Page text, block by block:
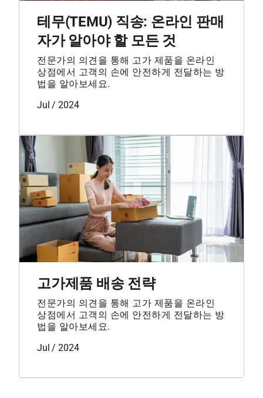
테무(TEMU) 직송: 온라인 판매
자가 알아야 할 모든 것
전문가의 의견을 통해 고가 제품을 온라인
상점에서 고객의 손에 안전하게 전달하는 방
법을 알아보세요.
Jul / 2024
고가제품 배송 전략
전문가의 의견을 통해 고가 제품을 온라인
상점에서 고객의 손에 안전하게 전달하는 방
법을 알아보세요.
Jul / 2024